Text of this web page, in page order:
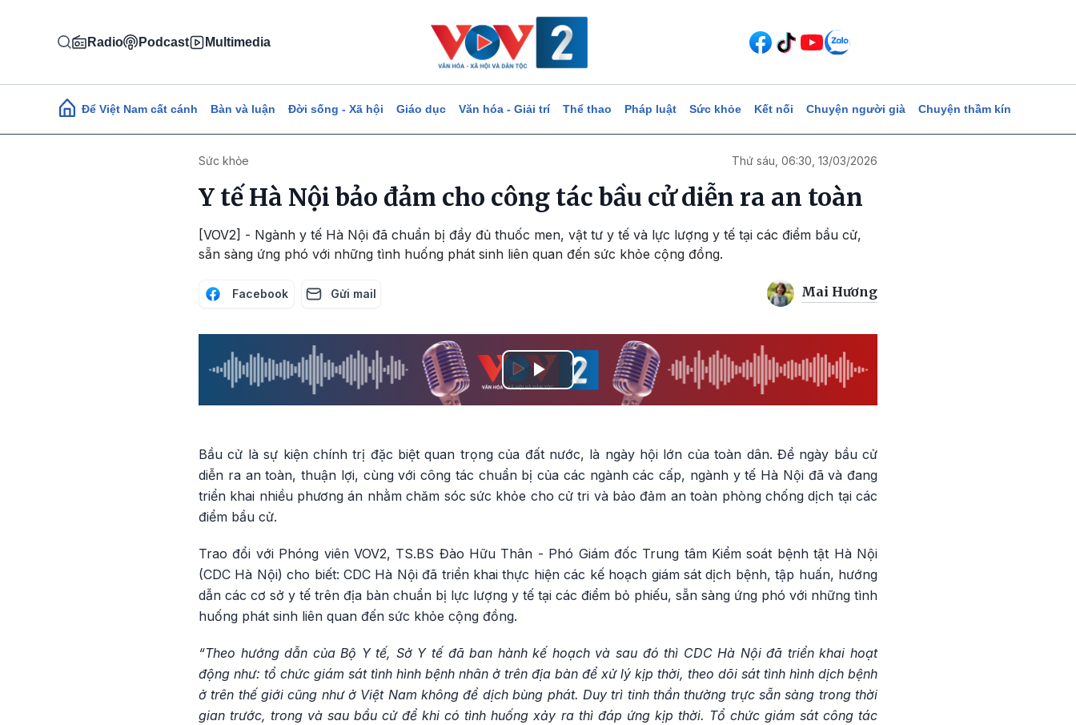
Radio Podcast Multimedia
Main navigation
Để Việt Nam cất cánh Bàn và luận Đời sống - Xã hội Giáo dục Văn hóa - Giải trí Thể thao Pháp luật Sức khỏe Kết nối Chuyện người già Chuyện thầm kín
Sức khỏe Thứ sáu, 06:30, 13/03/2026
Y tế Hà Nội bảo đảm cho công tác bầu cử diễn ra an toàn
[VOV2] - Ngành y tế Hà Nội đã chuẩn bị đầy đủ thuốc men, vật tư y tế và lực lượng y tế tại các điểm bầu cử,
sẵn sàng ứng phó với những tình huống phát sinh liên quan đến sức khỏe cộng đồng.
Facebook Gửi mail Mai Hương
Play
Bầu cử là sự kiện chính trị đặc biệt quan trọng của đất nước, là ngày hội lớn của toàn dân. Để ngày bầu cử
diễn ra an toàn, thuận lợi, cùng với công tác chuẩn bị của các ngành các cấp, ngành y tế Hà Nội đã và đang
triển khai nhiều phương án nhằm chăm sóc sức khỏe cho cử tri và bảo đảm an toàn phòng chống dịch tại các
điểm bầu cử.
Trao đổi với Phóng viên VOV2, TS.BS Đào Hữu Thân - Phó Giám đốc Trung tâm Kiểm soát bệnh tật Hà Nội
(CDC Hà Nội) cho biết: CDC Hà Nội đã triển khai thực hiện các kế hoạch giám sát dịch bệnh, tập huấn, hướng
dẫn các cơ sở y tế trên địa bàn chuẩn bị lực lượng y tế tại các điểm bỏ phiếu, sẵn sàng ứng phó với những tình
huống phát sinh liên quan đến sức khỏe cộng đồng.
“Theo hướng dẫn của Bộ Y tế, Sở Y tế đã ban hành kế hoạch và sau đó thì CDC Hà Nội đã triển khai hoạt
động như: tổ chức giám sát tình hình bệnh nhân ở trên địa bàn để xử lý kịp thời, theo dõi sát tình hình dịch bệnh
ở trên thế giới cũng như ở Việt Nam không để dịch bùng phát. Duy trì tinh thần thường trực sẵn sàng trong thời
gian trước, trong và sau bầu cử để khi có tình huống xảy ra thì đáp ứng kịp thời. Tổ chức giám sát công tác